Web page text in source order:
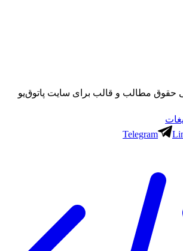
حقوق مطالب و قالب برای سایت پاتوق‌یو
Telegram